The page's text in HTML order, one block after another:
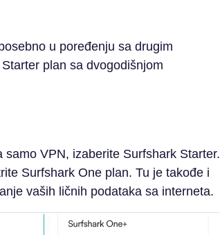
u poređenju sa drugim
plan sa dvogodišnjom
VPN, izaberite Surfshark Starter.
Surfshark One plan. Tu je takođe i
vaših ličnih podataka sa interneta.